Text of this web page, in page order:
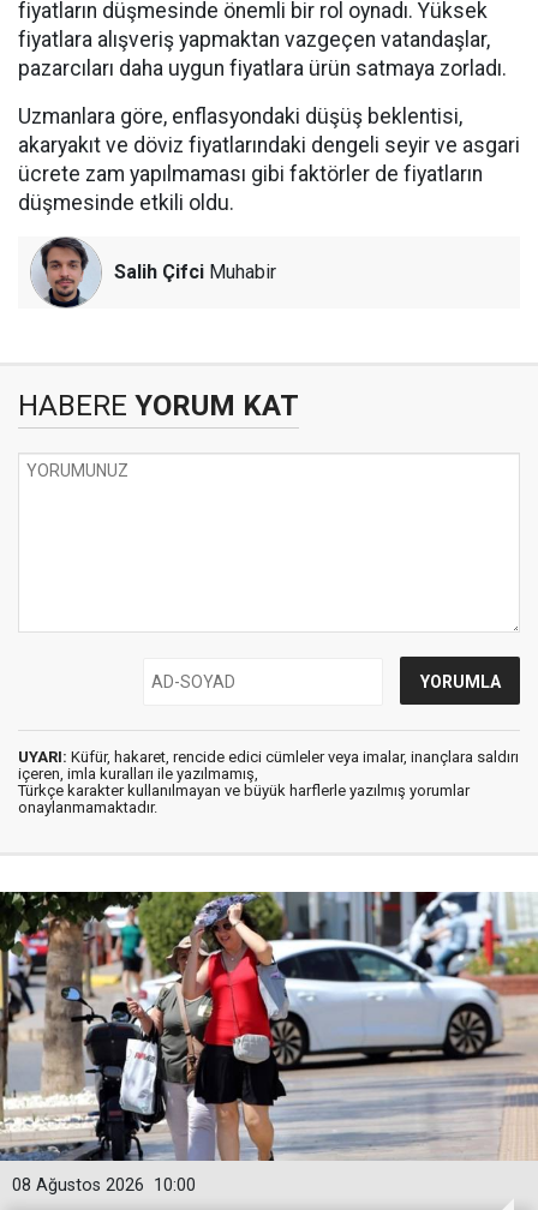
fiyatların düşmesinde önemli bir rol oynadı. Yüksek
fiyatlara alışveriş yapmaktan vazgeçen vatandaşlar,
pazarcıları daha uygun fiyatlara ürün satmaya zorladı.
Uzmanlara göre, enflasyondaki düşüş beklentisi,
akaryakıt ve döviz fiyatlarındaki dengeli seyir ve asgari
ücrete zam yapılmaması gibi faktörler de fiyatların
düşmesinde etkili oldu.
Salih Çifci Muhabir
HABERE YORUM KAT
UYARI: Küfür, hakaret, rencide edici cümleler veya imalar, inançlara saldırı
içeren, imla kuralları ile yazılmamış,
Türkçe karakter kullanılmayan ve büyük harflerle yazılmış yorumlar
onaylanmamaktadır.
10:00
08 Ağustos 2026